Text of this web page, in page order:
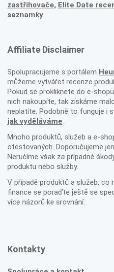
zastřihovače, Elite Date
seznamky
Affiliate Disclaimer
Spolupracujeme s portálem
můžeme vytvářet recenze
Pokud se prokliknete do e-
nich nakoupíte, tak získáme
neplatíte. Podobně to funguje i
jak vyděláváme.
Mnoho produktů, služeb a e-
otestovaných. Doporučujeme
Neručíme však za případné
produktu nebo služby.
V případě produktů a služeb, co
finance se poraďte ještě se
více názorů ke srovnání.
Kontakty